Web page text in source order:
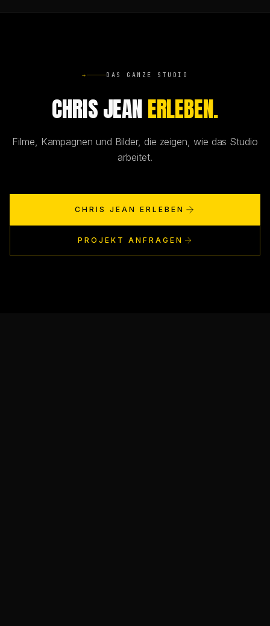
→ DAS GANZE STUDIO
CHRIS JEANERLEBEN.
Filme, Kampagnen und Bilder, die zeigen, wie das Studio
arbeitet.
CHRIS JEAN ERLEBEN
PROJEKT ANFRAGEN